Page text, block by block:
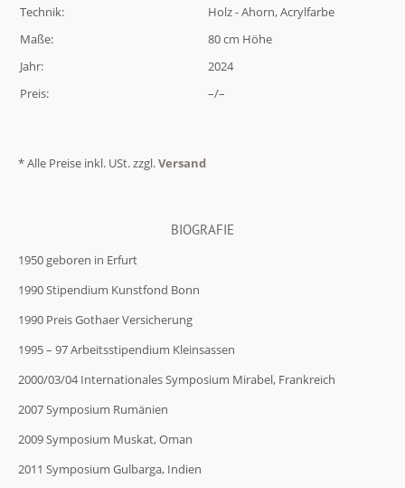
Technik:
Holz - Ahorn, Acrylfarbe
Maße:
80 cm Höhe
Jahr:
2024
Preis:
–/–
* Alle Preise inkl. USt. zzgl.Versand
BIOGRAFIE
1950 geboren in Erfurt
1990 Stipendium Kunstfond Bonn
1990 Preis Gothaer Versicherung
1995 – 97 Arbeitsstipendium Kleinsassen
2000/03/04 Internationales Symposium Mirabel, Frankreich
2007 Symposium Rumänien
2009 Symposium Muskat, Oman
2011 Symposium Gulbarga, Indien